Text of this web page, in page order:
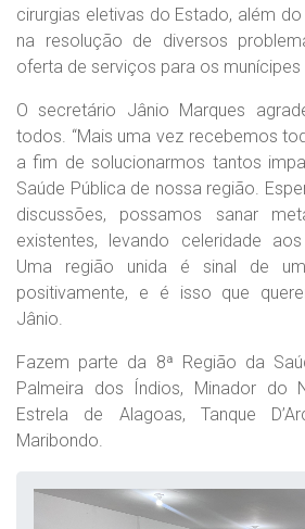
cirurgias eletivas do Estado, além
na resolução de diversos
oferta de serviços para os munícipes
O secretário Jânio Marques
todos. “Mais uma vez recebemos
a fim de solucionarmos tantos
Saúde Pública de nossa região.
discussões, possamos sanar
existentes, levando celeridade
Uma região unida é sinal de
positivamente, e é isso que
Jânio.
Fazem parte da 8ª Região da
Palmeira dos Índios, Minador do
Estrela de Alagoas, Tanque
Maribondo.